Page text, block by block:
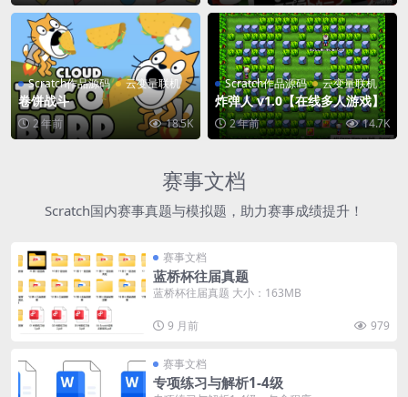
Scratch作品源码 云变量联机
卷饼战斗
2 年前 18.5K
Scratch作品源码 云变量联机
炸弹人 v1.0【在线多人游戏】
2 年前 14.7K
赛事文档
Scratch国内赛事真题与模拟题，助力赛事成绩提升！
赛事文档
蓝桥杯往届真题
蓝桥杯往届真题 大小：163MB
9 月前 979
赛事文档
专项练习与解析1-4级